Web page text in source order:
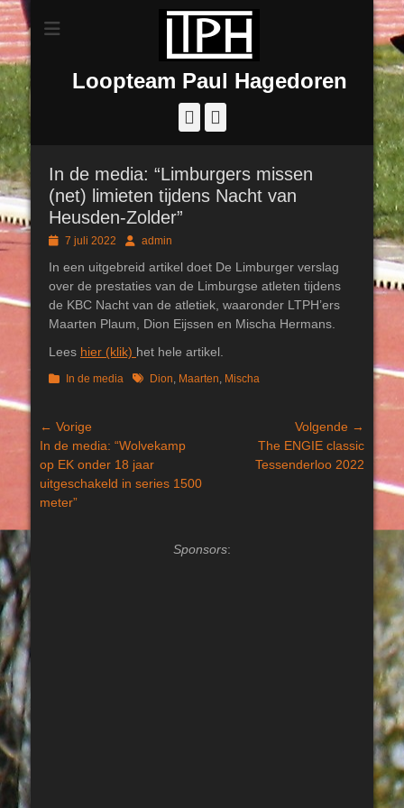
Loopteam Paul Hagedoren
Facebook
In de media: “Limburgers missen
(net) limieten tijdens Nacht van
Heusden-Zolder”
Geplaatst
7 juli 2022 Authoradmin
In een uitgebreid artikel doet De Limburger verslag
over de prestaties van de Limburgse atleten tijdens
de KBC Nacht van de atletiek, waaronder LTPH’ers
Maarten Plaum, Dion Eijssen en Mischa Hermans.
Lees hier (klik) het hele artikel.
Categorieën
In de media TagsDion, Maarten, Mischa
Bericht
navigatie
← Vorige
Vorig
bericht:
In de media: “Wolvekamp
op EK onder 18 jaar
uitgeschakeld in series 1500
meter”
Volgende →
The ENGIE classic
Tessenderloo 2022
Sponsors: